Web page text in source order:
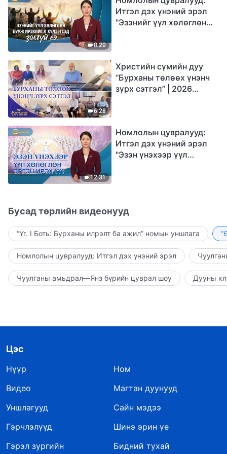
8:20
Итгэл дэх үнэний эрэл
"Эзэнийг үүл хөлөглөн
6:28
Христийн сүмийн дуу
“Бурханы төлөөх үнэнч
зүрх сэтгэл” | 2026
12:31
Номлолын цувралууд:
Итгэл дэх үнэний эрэл
"Эзэн үнэхээр үүл
Бусад төрлийн видеонууд
“Үг. I Боть: Бурханы илрэлт ба ажил” номын уншлага
Номлолын цувралууд: Итгэл дэх үнэний эрэл
Чуулганы амьдрал—Янз бүрийн цуврал шоу Дууны
Цэс
Нүүр
Ном
Видео
Магтан дуунууд
Уншлагууд
Сайн мэдээ
Гэрчлэлүүд
Шинэ эрин үе
Гэрэл зургийн
Бидний тухай